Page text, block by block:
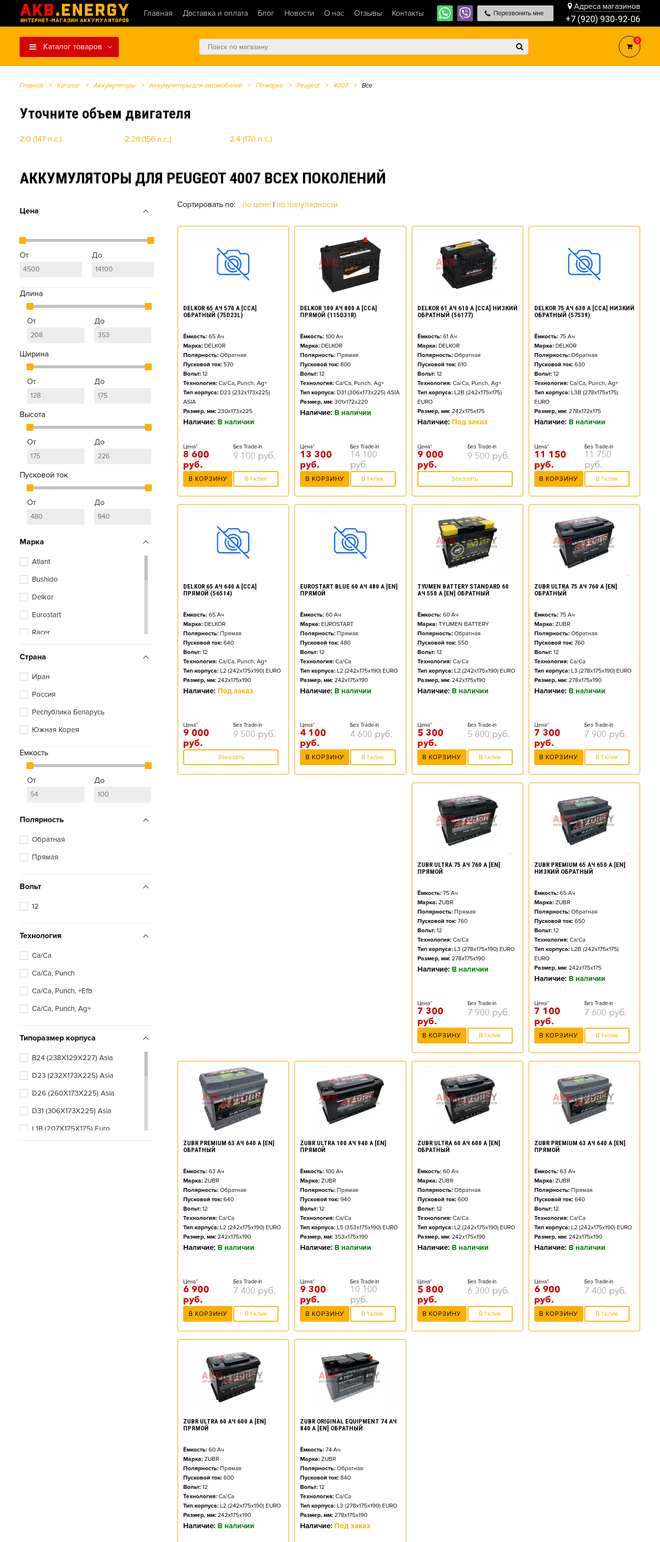
Главная Доставка и оплата Блог Новости О нас Отзывы Контакты Перезвонить мне
Адреса магазинов
+7 (920) 930-92-06
Каталог товаров
0
Главная Каталог Аккумуляторы Аккумуляторы для автомобилей По марке Peugeot 4007 Все
Уточните объем двигателя
2.0 (147 л.с.) 2.2d (156 л.с.) 2.4 (170 л.с.)
АККУМУЛЯТОРЫ ДЛЯ PEUGEOT 4007 ВСЕХ ПОКОЛЕНИЙ
Цена
От До
Длина
От До
Ширина
От До
Высота
От До
Пусковой ток
От До
Марка
Atlant
Bushido
Delkor
Eurostart
Racer
Страна
Иран
Россия
Республика Беларусь
Южная Корея
Емкость
От До
Полярность
Обратная
Прямая
Вольт
12
Технология
Ca/Ca
Ca/Ca, Punch
Ca/Ca, Punch, +Efb
Ca/Ca, Punch, Ag+
Типоразмер корпуса
B24 (238X129X227) Asia
D23 (232X173X225) Asia
D26 (260X173X225) Asia
D31 (306X173X225) Asia
L1B (207X175X175) Euro
Сортировать по: по цене | по популярности
DELKOR 65 АЧ 570 А [CCA]
ОБРАТНЫЙ (75D23L)
Ёмкость: 65 Ач
Марка: DELKOR
Полярность: Обратная
Пусковой ток: 570
Вольт: 12
Технология: Ca/Ca, Punch, Ag+
Тип корпуса: D23 (232x173x225)
ASIA
Размер, мм: 230x173x225
Наличие: В наличии
Цена*
8 600
руб.
Без Trade-in
9 100 руб.
В КОРЗИНУ В 1 клик
DELKOR 100 АЧ 800 А [CCA]
ПРЯМОЙ (115D31R)
Ёмкость: 100 Ач
Марка: DELKOR
Полярность: Прямая
Пусковой ток: 800
Вольт: 12
Технология: Ca/Ca, Punch, Ag+
Тип корпуса: D31 (306x173x225) ASIA
Размер, мм: 301x172x220
Наличие: В наличии
Цена*
13 300
руб.
Без Trade-in
14 100
руб.
В КОРЗИНУ В 1 клик
DELKOR 61 АЧ 610 А [CCA] НИЗКИЙ
ОБРАТНЫЙ (56177)
Ёмкость: 61Ач
Марка: DELKOR
Полярность: Обратная
Пусковой ток: 610
Вольт: 12
Технология: Ca/Ca, Punch, Ag+
Тип корпуса: L2B (242x175x175)
EURO
Размер, мм: 242x175x175
Наличие: Под заказ
Цена*
9 000
руб.
Без Trade-in
9 500 руб.
Заказать
DELKOR 75 АЧ 630 А [CCA] НИЗКИЙ
ОБРАТНЫЙ (57539)
Ёмкость: 75Ач
Марка: DELKOR
Полярность: Обратная
Пусковой ток: 630
Вольт: 12
Технология: Ca/Ca, Punch, Ag+
Тип корпуса: L3B (278x175x175)
EURO
Размер, мм: 278x172x175
Наличие: В наличии
Цена*
11 150
руб.
Без Trade-in
11 750
руб.
В КОРЗИНУ В 1 клик
DELKOR 65 АЧ 640 А [CCA]
ПРЯМОЙ (56514)
Ёмкость: 65 Ач
Марка: DELKOR
Полярность: Прямая
Пусковой ток: 640
Вольт: 12
Технология: Ca/Ca, Punch, Ag+
Тип корпуса: L2 (242x175x190) EURO
Размер, мм: 242x175x190
Наличие: Под заказ
Цена*
9 000
руб.
Без Trade-in
9 500 руб.
Заказать
EUROSTART BLUE 60 АЧ 480 А [EN]
ПРЯМОЙ
Ёмкость: 60 Ач
Марка: EUROSTART
Полярность: Прямая
Пусковой ток: 480
Вольт: 12
Технология: Ca/Ca
Тип корпуса: L2 (242x175x190) EURO
Размер, мм: 242x175x190
Наличие: В наличии
Цена*
4 100
руб.
Без Trade-in
4 600 руб.
В КОРЗИНУ В 1 клик
TYUMEN BATTERY STANDARD 60
АЧ 550 А [EN] ОБРАТНЫЙ
Ёмкость: 60Ач
Марка: TYUMEN BATTERY
Полярность: Обратная
Пусковой ток: 550
Вольт: 12
Технология: Ca/Ca
Тип корпуса: L2 (242x175x190) EURO
Размер, мм: 242x175x190
Наличие: В наличии
Цена*
5 300
руб.
Без Trade-in
5 800 руб.
В КОРЗИНУ В 1 клик
ZUBR ULTRA 75 АЧ 760 А [EN]
ОБРАТНЫЙ
Ёмкость: 75Ач
Марка: ZUBR
Полярность: Обратная
Пусковой ток: 760
Вольт: 12
Технология: Ca/Ca
Тип корпуса: L3 (278x175x190) EURO
Размер, мм: 278x175x190
Наличие: В наличии
Цена*
7 300
руб.
Без Trade-in
7 900 руб.
В КОРЗИНУ В 1 клик
ZUBR ULTRA 75 АЧ 760 А [EN]
ПРЯМОЙ
Ёмкость: 75Ач
Марка: ZUBR
Полярность: Прямая
Пусковой ток: 760
Вольт: 12
Технология: Ca/Ca
Тип корпуса: L3 (278x175x190) EURO
Размер, мм: 278x175x190
Наличие: В наличии
Цена*
7 300
руб.
Без Trade-in
7 900 руб.
В КОРЗИНУ В 1 клик
ZUBR PREMIUM 65 АЧ 650 А [EN]
НИЗКИЙ ОБРАТНЫЙ
Ёмкость: 65Ач
Марка: ZUBR
Полярность: Обратная
Пусковой ток: 650
Вольт: 12
Технология: Ca/Ca
Тип корпуса: L2B (242x175x175)
EURO
Размер, мм: 242x175x175
Наличие: В наличии
Цена*
7 100
руб.
Без Trade-in
7 600 руб.
В КОРЗИНУ В 1 клик
ZUBR PREMIUM 63 АЧ 640 А [EN]
ОБРАТНЫЙ
Ёмкость: 63 Ач
Марка: ZUBR
Полярность: Обратная
Пусковой ток: 640
Вольт: 12
Технология: Ca/Ca
Тип корпуса: L2 (242x175x190) EURO
Размер, мм: 242x175x190
Наличие: В наличии
Цена*
6 900
руб.
Без Trade-in
7 400 руб.
В КОРЗИНУ В 1 клик
ZUBR ULTRA 100 АЧ 940 А [EN]
ПРЯМОЙ
Ёмкость: 100 Ач
Марка: ZUBR
Полярность: Прямая
Пусковой ток: 940
Вольт: 12
Технология: Ca/Ca
Тип корпуса: L5 (353x175x190) EURO
Размер, мм: 353x175x190
Наличие: В наличии
Цена*
9 300
руб.
Без Trade-in
10 100
руб.
В КОРЗИНУ В 1 клик
ZUBR ULTRA 60 АЧ 600 А [EN]
ОБРАТНЫЙ
Ёмкость: 60Ач
Марка: ZUBR
Полярность: Обратная
Пусковой ток: 600
Вольт: 12
Технология: Ca/Ca
Тип корпуса: L2 (242x175x190) EURO
Размер, мм: 242x175x190
Наличие: В наличии
Цена*
5 800
руб.
Без Trade-in
6 300 руб.
В КОРЗИНУ В 1 клик
ZUBR PREMIUM 63 АЧ 640 А [EN]
ПРЯМОЙ
Ёмкость: 63 Ач
Марка: ZUBR
Полярность: Прямая
Пусковой ток: 640
Вольт: 12
Технология: Ca/Ca
Тип корпуса: L2 (242x175x190) EURO
Размер, мм: 242x175x190
Наличие: В наличии
Цена*
6 900
руб.
Без Trade-in
7 400 руб.
В КОРЗИНУ В 1 клик
ZUBR ULTRA 60 АЧ 600 А [EN]
ПРЯМОЙ
Ёмкость: 60 Ач
Марка: ZUBR
Полярность: Прямая
Пусковой ток: 600
Вольт: 12
Технология: Ca/Ca
Тип корпуса: L2 (242x175x190) EURO
Размер, мм: 242x175x190
Наличие: В наличии
ZUBR ORIGINAL EQUIPMENT 74 АЧ
840 А [EN] ОБРАТНЫЙ
Ёмкость: 74 Ач
Марка: ZUBR
Полярность: Обратная
Пусковой ток: 840
Вольт: 12
Технология: Ca/Ca
Тип корпуса: L3 (278x175x190) EURO
Размер, мм: 278x175x190
Наличие: Под заказ